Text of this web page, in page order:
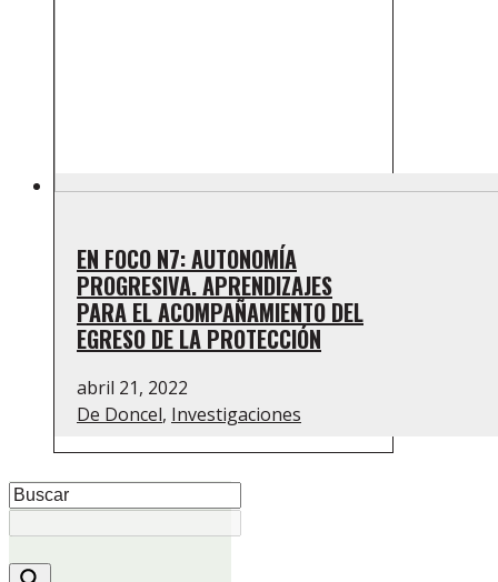
EN FOCO N7: AUTONOMÍA
PROGRESIVA. APRENDIZAJES
PARA EL ACOMPAÑAMIENTO DEL
EGRESO DE LA PROTECCIÓN
abril 21, 2022
De Doncel, Investigaciones